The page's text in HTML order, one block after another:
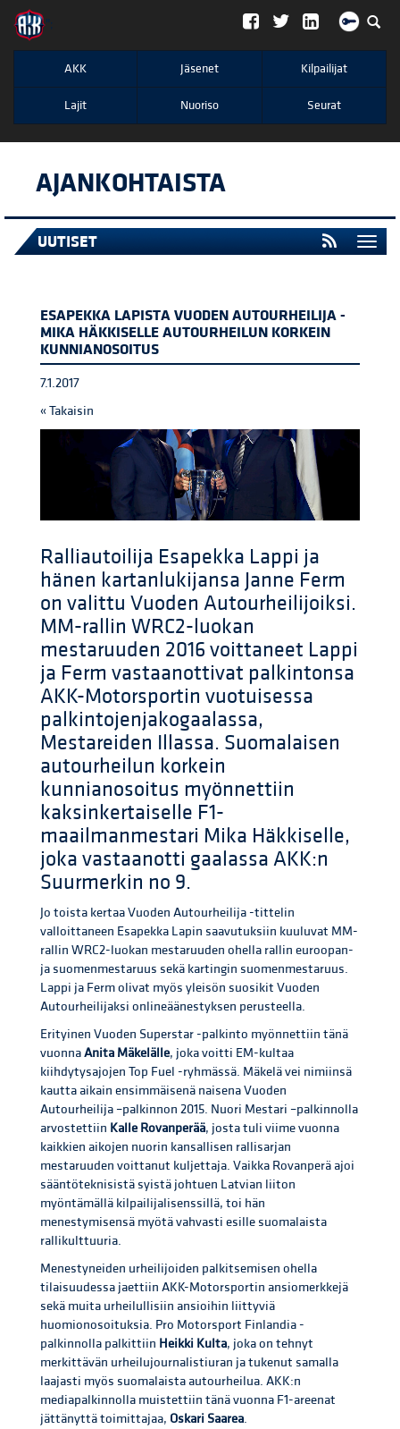
";
AKK Jäsenet Kilpailijat
Lajit Nuoriso Seurat
AJANKOHTAISTA
UUTISET
ESAPEKKA LAPISTA VUODEN AUTOURHEILIJA -
MIKA HÄKKISELLE AUTOURHEILUN KORKEIN
KUNNIANOSOITUS
7.1.2017
« Takaisin
Ralliautoilija Esapekka Lappi ja
hänen kartanlukijansa Janne Ferm
on valittu Vuoden Autourheilijoiksi.
MM-rallin WRC2-luokan
mestaruuden 2016 voittaneet Lappi
ja Ferm vastaanottivat palkintonsa
AKK-Motorsportin vuotuisessa
palkintojenjakogaalassa,
Mestareiden Illassa. Suomalaisen
autourheilun korkein
kunnianosoitus myönnettiin
kaksinkertaiselle F1-
maailmanmestari Mika Häkkiselle,
joka vastaanotti gaalassa AKK:n
Suurmerkin no 9.
Jo toista kertaa Vuoden Autourheilija -tittelin
valloittaneen Esapekka Lapin saavutuksiin kuuluvat MM-
rallin WRC2-luokan mestaruuden ohella rallin euroopan-
ja suomenmestaruus sekä kartingin suomenmestaruus.
Lappi ja Ferm olivat myös yleisön suosikit Vuoden
Autourheilijaksi onlineäänestyksen perusteella.
Erityinen Vuoden Superstar -palkinto myönnettiin tänä
vuonnaAnita Mäkelälle, joka voitti EM-kultaa
kiihdytysajojen Top Fuel -ryhmässä. Mäkelä vei nimiinsä
kautta aikain ensimmäisenä naisena Vuoden
Autourheilija –palkinnon 2015. Nuori Mestari –palkinnolla
arvostettiin Kalle Rovanperää, josta tuli viime vuonna
kaikkien aikojen nuorin kansallisen rallisarjan
mestaruuden voittanut kuljettaja. Vaikka Rovanperä ajoi
sääntöteknisistä syistä johtuen Latvian liiton
myöntämällä kilpailijalisenssillä, toi hän
menestymisensä myötä vahvasti esille suomalaista
rallikulttuuria.
Menestyneiden urheilijoiden palkitsemisen ohella
tilaisuudessa jaettiin AKK-Motorsportin ansiomerkkejä
sekä muita urheilullisiin ansioihin liittyviä
huomionosoituksia. Pro Motorsport Finlandia -
palkinnolla palkittiin Heikki Kulta, joka on tehnyt
merkittävän urheilujournalistiuran ja tukenut samalla
laajasti myös suomalaista autourheilua. AKK:n
mediapalkinnolla muistettiin tänä vuonna F1-areenat
jättänyttä toimittajaa, Oskari Saarea.